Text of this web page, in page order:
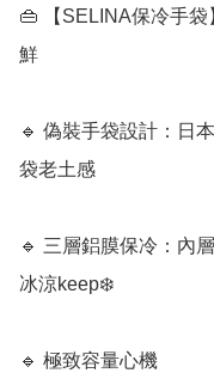
👜 【SELINA保冷手
鮮
🔹 偽裝手袋設計：日
袋老土感
🔹 三層鋁膜保冷：內
冰涼keep❄️
🔹 極致容量心機